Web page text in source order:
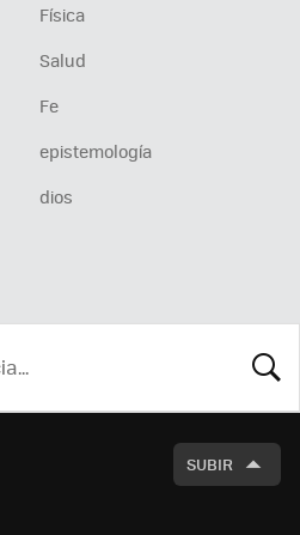
Física
Salud
Fe
epistemología
dios
SUBIR